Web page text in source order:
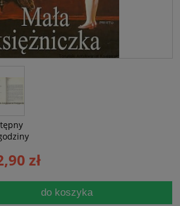
zł
do koszyka